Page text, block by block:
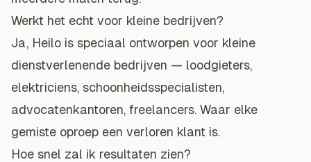
Werkt het echt voor kleine bedrijven?
Ja, Heilo is speciaal ontworpen voor kleine
dienstverlenende bedrijven — loodgieters,
elektriciens, schoonheidsspecialisten,
advocatenkantoren, freelancers. Waar elke
gemiste oproep een verloren klant is.
Hoe snel zal ik resultaten zien?